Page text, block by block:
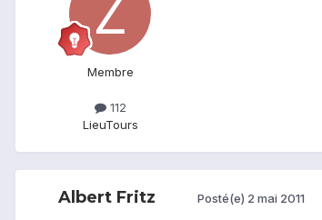
Membre
112
LieuTours
Albert Fritz Posté(e) 2 mai 2011